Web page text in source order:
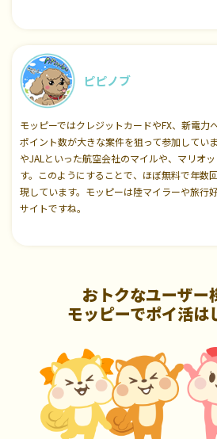
ピピノブ
モッピーではクレジットカードやFX、新電力
ポイント数が大きな案件を狙って参加してい
やJALといった航空会社のマイルや、マリオ
す。このようにすることで、ほぼ無料で年数
現しています。モッピーは陸マイラーや旅行
サイトですね。
おトクなユーザー
モッピーでポイ活は